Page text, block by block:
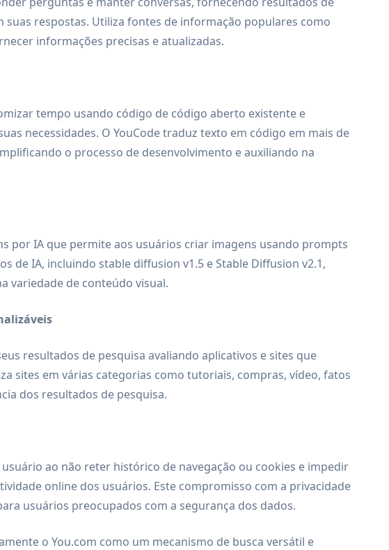
suas respostas. Utiliza fontes de informação populares como
informações precisas e atualizadas.
tempo usando código de código aberto existente e
necessidades. O YouCode traduz texto em código em mais de
o processo de desenvolvimento e auxiliando na
por IA que permite aos usuários criar imagens usando prompts
de IA, incluindo stable diffusion v1.5 e Stable Diffusion v2.1,
variedade de conteúdo visual.
resultados de pesquisa avaliando aplicativos e sites que
sites em várias categorias como tutoriais, compras, vídeo, fatos
dos resultados de pesquisa.
ao não reter histórico de navegação ou cookies e impedir
online dos usuários. Este compromisso com a privacidade
usuários preocupados com a segurança dos dados.
o You.com como um mecanismo de busca versátil e